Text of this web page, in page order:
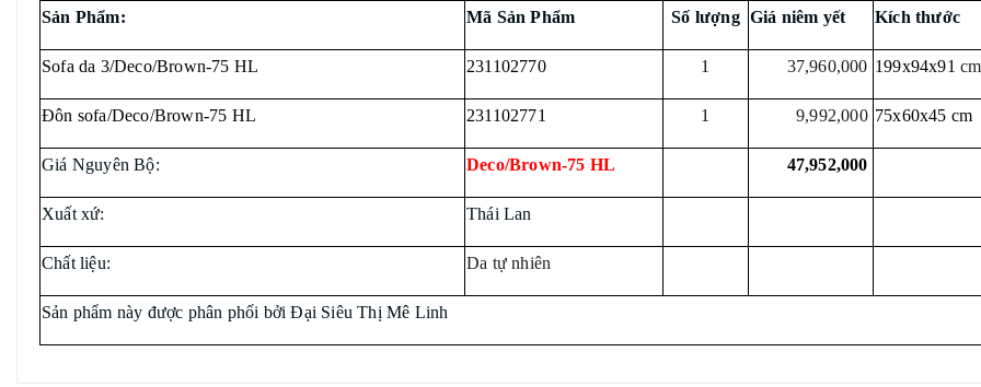
Sản Phẩm: Mã Sản Phẩm Số lượng Giá niêm yết Kích thước
Sofa da 3/Deco/Brown-75 HL 231102770 1 37,960,000 199x94x91 cm
Đôn sofa/Deco/Brown-75 HL 231102771 1 9,992,000 75x60x45 cm
Giá Nguyên Bộ: Deco/Brown-75 HL 47,952,000
Xuất xứ: Thái Lan
Chất liệu: Da tự nhiên
Sản phẩm này được phân phối bởi Đại Siêu Thị Mê Linh